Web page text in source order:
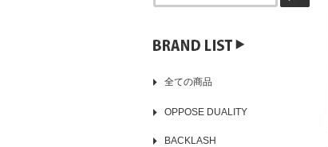
▶️
全ての商品
OPPOSE DUALITY
BACKLASH